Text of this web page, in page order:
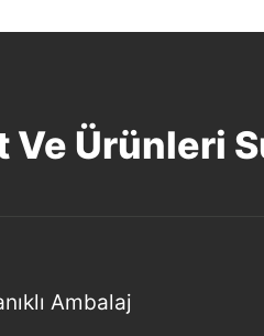
Ve Ürünleri
Ambalaj